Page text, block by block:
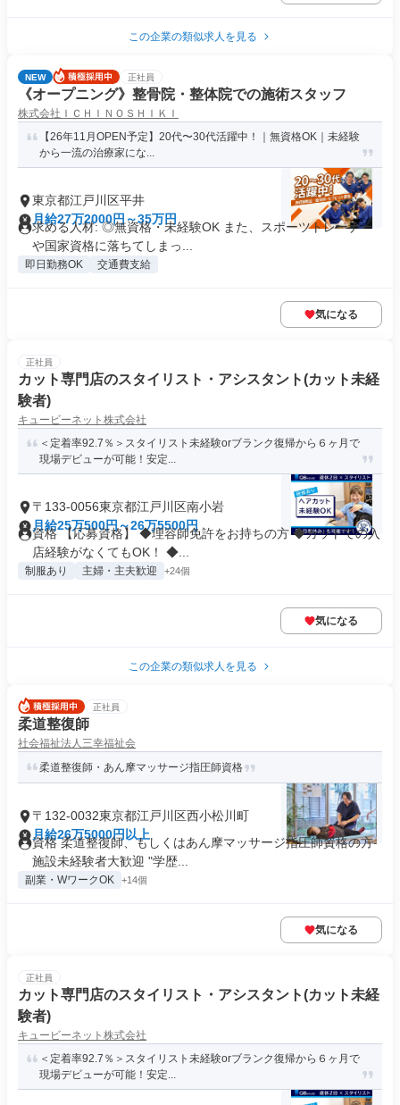
この企業の類似求人を見る
NEW 正社員
《オープニング》整骨院・整体院での施術スタッフ
株式会社ＩＣＨＩＮＯＳＨＩＫＩ
【26年11月OPEN予定】20代〜30代活躍中！｜無資格OK｜未経験
から一流の治療家にな...
東京都江戸川区平井
月給27万2000円～35万円
求める人材: ◎無資格・未経験OK また、スポーツトレーナー
や国家資格に落ちてしまっ...
即日勤務OK 交通費支給
気になる
正社員
カット専門店のスタイリスト・アシスタント(カット未経
験者)
キュービーネット株式会社
＜定着率92.7％＞スタイリスト未経験orブランク復帰から６ヶ月で
現場デビューが可能！安定...
〒133-0056東京都江戸川区南小岩
月給25万500円～26万5500円
資格 【応募資格】 ◆理容師免許をお持ちの方 ◆カットでの入
店経験がなくてもOK！ ◆...
制服あり 主婦・主夫歓迎 +24個
気になる
この企業の類似求人を見る
正社員
柔道整復師
社会福祉法人三幸福祉会
柔道整復師・あん摩マッサージ指圧師資格
〒132-0032東京都江戸川区西小松川町
月給26万5000円以上
資格 柔道整復師、もしくはあん摩マッサージ指圧師資格の方
施設未経験者大歓迎 "学歴...
副業・WワークOK +14個
気になる
正社員
カット専門店のスタイリスト・アシスタント(カット未経
験者)
キュービーネット株式会社
＜定着率92.7％＞スタイリスト未経験orブランク復帰から６ヶ月で
現場デビューが可能！安定...